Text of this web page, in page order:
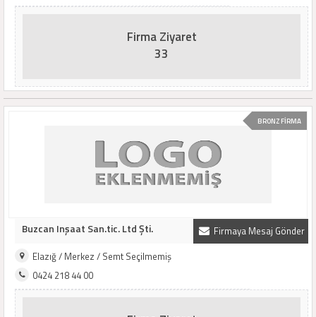
Firma Ziyaret
33
BRONZ FİRMA
Firmaya Mesaj Gönder
Buzcan Inşaat San.tic. Ltd Şti.
Elazığ / Merkez / Semt Seçilmemiş
0424 218 44 00